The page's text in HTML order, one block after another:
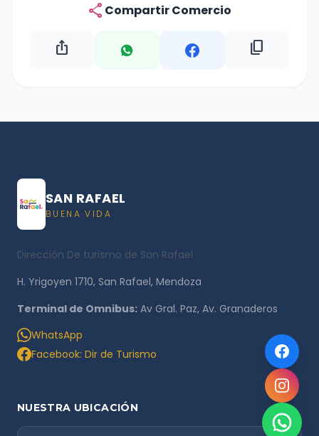
share Compartir Comercio
ios_share content_copy
SAN RAFAEL
BUENA VIDA
Dirección De turismo de San Rafael
H. Yrigoyen 1710, San Rafael, Mendoza
Terminal de Omnibus: Av Gral. Paz, Av. Granaderos
WhatsApp
Facebook: Dir de Turismo
NUESTRA UBICACIÓN